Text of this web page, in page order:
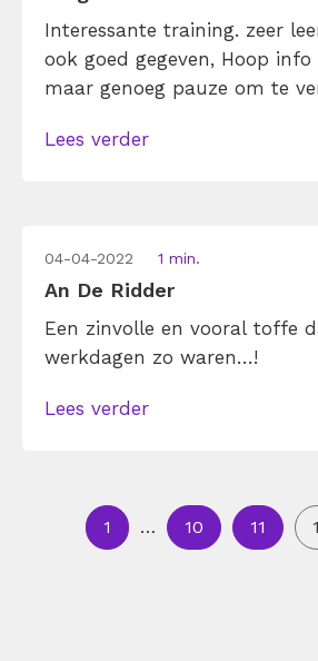
Interessante training. zeer
ook goed gegeven, Hoop
maar genoeg pauze om te
actie te ondernemen!
Lees verder
04-04-2022 1 min.
An De Ridder
Een zinvolle en vooral toffe
werkdagen zo waren…!
Lees verder
1 … 10 11